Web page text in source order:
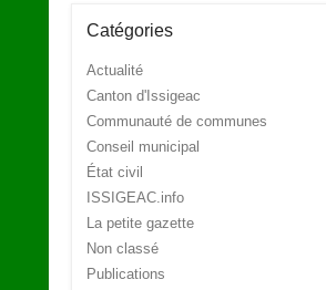
Catégories
Actualité
Canton d'Issigeac
Communauté de communes
Conseil municipal
État civil
ISSIGEAC.info
La petite gazette
Non classé
Publications